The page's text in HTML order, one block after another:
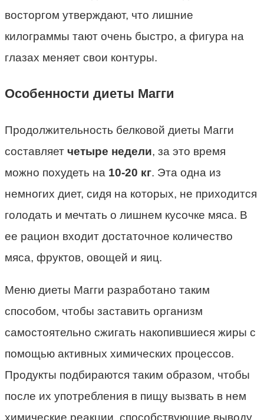
восторгом утверждают, что лишние
килограммы тают очень быстро, а фигура на
глазах меняет свои контуры.
Особенности диеты Магги
Продолжительность белковой диеты Магги
составляет четыре недели, за это время
можно похудеть на 10-20 кг. Эта одна из
немногих диет, сидя на которых, не приходится
голодать и мечтать о лишнем кусочке мяса. В
ее рацион входит достаточное количество
мяса, фруктов, овощей и яиц.
Меню диеты Магги разработано таким
способом, чтобы заставить организм
самостоятельно сжигать накопившиеся жиры с
помощью активных химических процессов.
Продукты подбираются таким образом, чтобы
после их употребления в пищу вызвать в нем
химические реакции, способствующие выводу